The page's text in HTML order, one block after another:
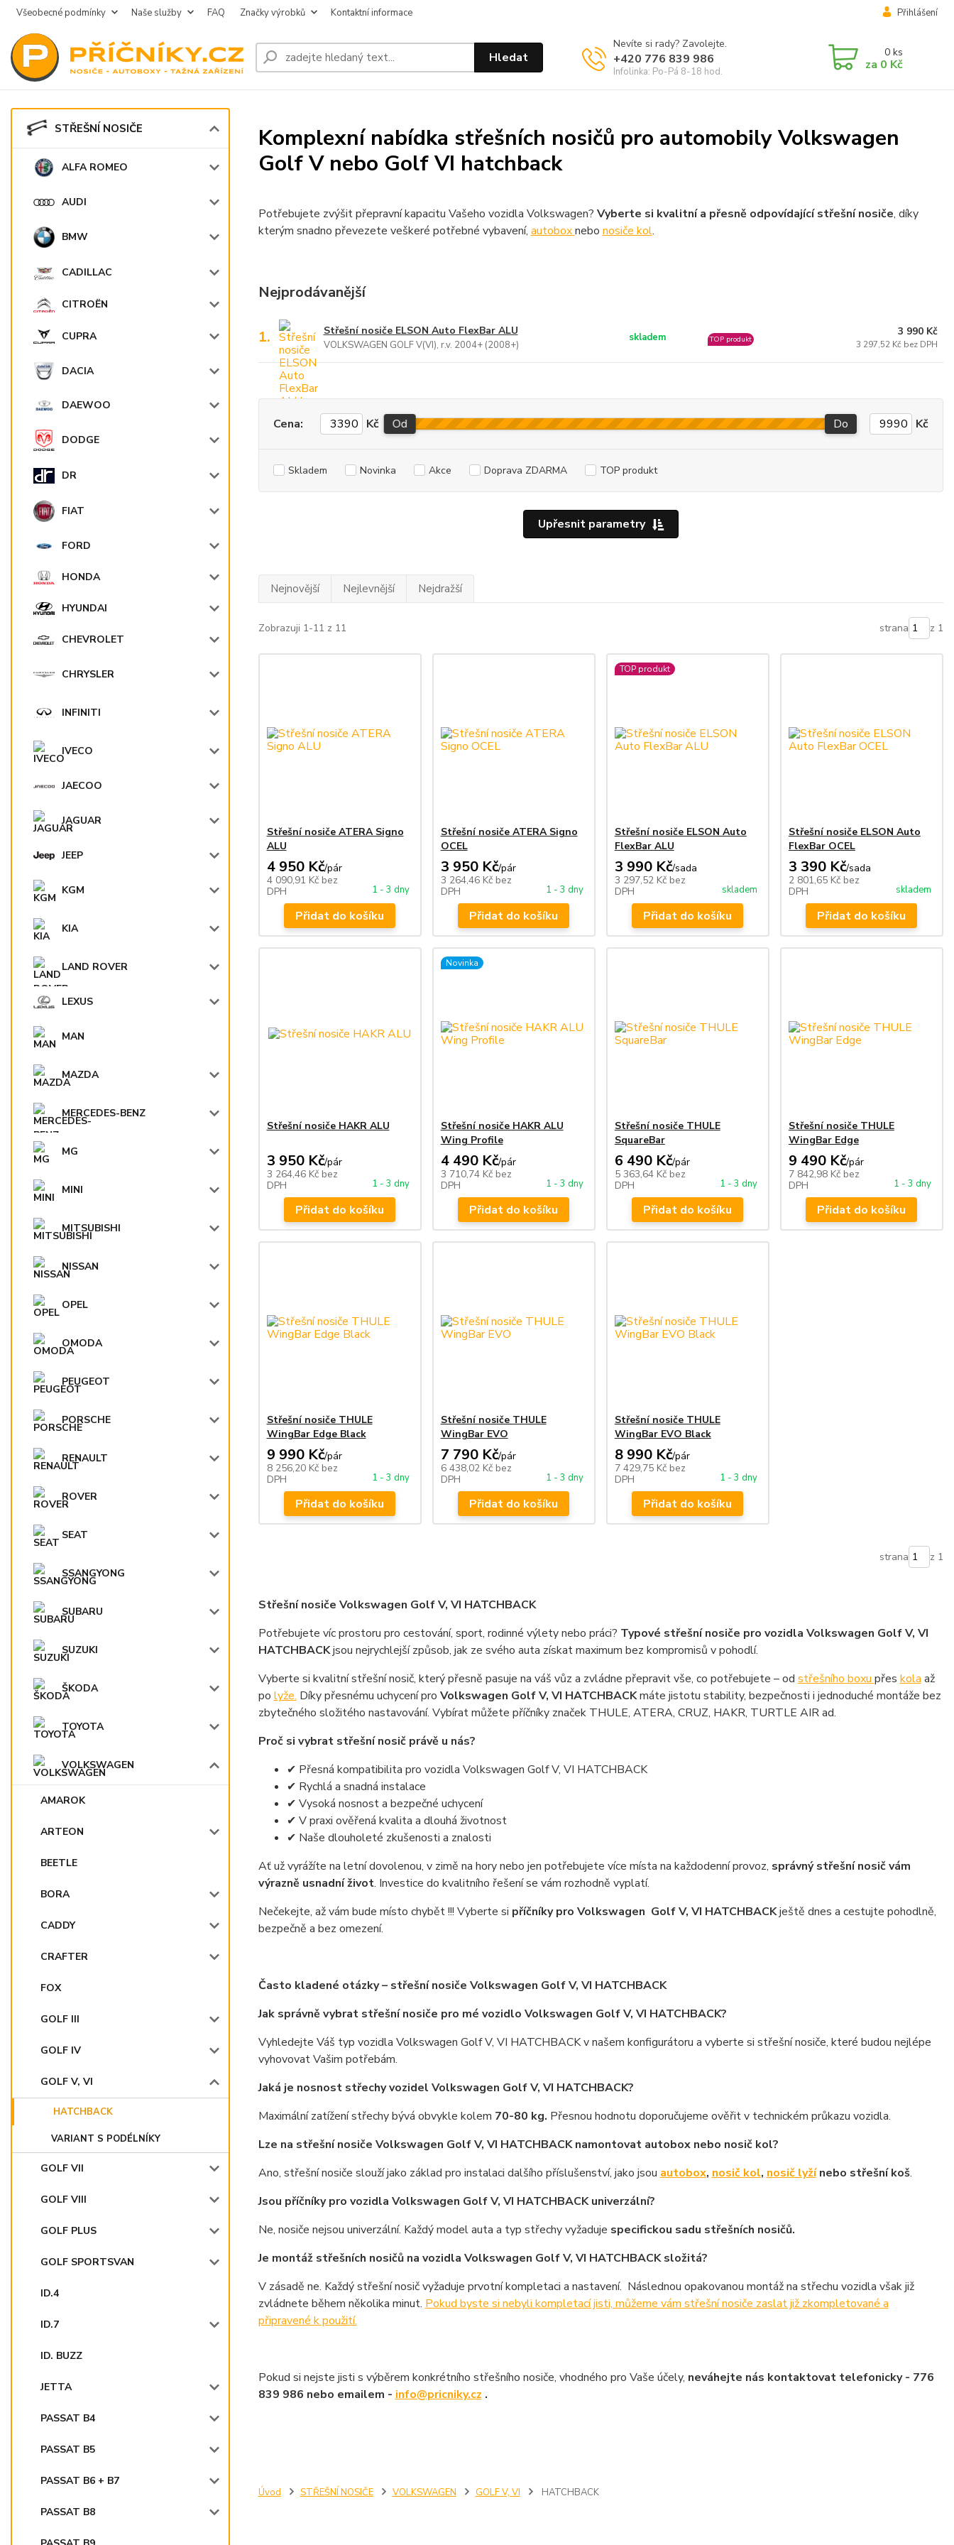
Všeobecné podmínky Naše služby FAQ Značky výrobků Kontaktní informace Přihlášení
Hledat
Nevíte si rady? Zavolejte.
+420 776 839 986
Infolinka: Po-Pá 8-18 hod.
0 ks
za 0 Kč
STŘEŠNÍ NOSIČE
ALFA ROMEO
AUDI
BMW
CADILLAC
CITROËN
CUPRA
DACIA
DAEWOO
DODGE
DR
FIAT
FORD
HONDA
HYUNDAI
CHEVROLET
CHRYSLER
INFINITI
IVECO
JAECOO
JAGUAR
JEEP
KGM
KIA
LAND ROVER
LEXUS
MAN
MAZDA
MERCEDES-BENZ
MG
MINI
MITSUBISHI
NISSAN
OPEL
OMODA
PEUGEOT
PORSCHE
RENAULT
ROVER
SEAT
SSANGYONG
SUBARU
SUZUKI
ŠKODA
TOYOTA
VOLKSWAGEN
AMAROK
ARTEON
BEETLE
BORA
CADDY
CRAFTER
FOX
GOLF III
GOLF IV
GOLF V, VI
HATCHBACK
VARIANT S PODÉLNÍKY
GOLF VII
GOLF VIII
GOLF PLUS
GOLF SPORTSVAN
ID.4
ID.7
ID. BUZZ
JETTA
PASSAT B4
PASSAT B5
PASSAT B6 + B7
PASSAT B8
Úvod STŘEŠNÍ NOSIČE VOLKSWAGEN GOLF V, VI HATCHBACK
Komplexní nabídka střešních nosičů pro automobily Volkswagen
Golf V nebo Golf VI hatchback
Potřebujete zvýšit přepravní kapacitu Vašeho vozidla Volkswagen? Vyberte si kvalitní a přesně odpovídající střešní nosiče, díky
kterým snadno převezete veškeré potřebné vybavení, autoboxnebo nosiče kol.
Nejprodávanější
1. Střešní nosiče ELSON Auto FlexBar ALU
VOLKSWAGEN GOLF V(VI), r.v. 2004+ (2008+)
skladem TOP produkt
3 990 Kč
3 297,52 Kč bez DPH
Upřesnit parametry
Cena: Kč Od Do Kč
Skladem Novinka Akce Doprava ZDARMA TOP produkt
Nejnovější Nejlevnější Nejdražší
Zobrazuji 1-11 z 11 strana z 1
Střešní nosiče ATERA Signo
ALU
4 950 Kč/pár
4 090,91 Kč bez
DPH
1 - 3 dny
Přidat do košíku
Střešní nosiče ATERA Signo
OCEL
3 950 Kč/pár
3 264,46 Kč bez
DPH
1 - 3 dny
Přidat do košíku
TOP produkt
Střešní nosiče ELSON Auto
FlexBar ALU
3 990 Kč/sada
3 297,52 Kč bez
DPH
skladem
Přidat do košíku
Střešní nosiče ELSON Auto
FlexBar OCEL
3 390 Kč/sada
2 801,65 Kč bez
DPH
skladem
Přidat do košíku
Střešní nosiče HAKR ALU
3 950 Kč/pár
3 264,46 Kč bez
DPH
1 - 3 dny
Přidat do košíku
Novinka
Střešní nosiče HAKR ALU
Wing Profile
4 490 Kč/pár
3 710,74 Kč bez
DPH
1 - 3 dny
Přidat do košíku
Střešní nosiče THULE
SquareBar
6 490 Kč/pár
5 363,64 Kč bez
DPH
1 - 3 dny
Přidat do košíku
Střešní nosiče THULE
WingBar Edge
9 490 Kč/pár
7 842,98 Kč bez
DPH
1 - 3 dny
Přidat do košíku
Střešní nosiče THULE
WingBar Edge Black
9 990 Kč/pár
8 256,20 Kč bez
DPH
1 - 3 dny
Přidat do košíku
Střešní nosiče THULE
WingBar EVO
7 790 Kč/pár
6 438,02 Kč bez
DPH
1 - 3 dny
Přidat do košíku
Střešní nosiče THULE
WingBar EVO Black
8 990 Kč/pár
7 429,75 Kč bez
DPH
1 - 3 dny
Přidat do košíku
strana z 1
Střešní nosiče Volkswagen Golf V, VI HATCHBACK
Potřebujete víc prostoru pro cestování, sport, rodinné výlety nebo práci? Typové střešní nosiče pro vozidla Volkswagen Golf V, VI
HATCHBACKjsou nejrychlejší způsob, jak ze svého auta získat maximum bez kompromisů v pohodlí.
Vyberte si kvalitní střešní nosič, který přesně pasuje na váš vůz a zvládne přepravit vše, co potřebujete – od střešního boxu přes kola až
po lyže. Díky přesnému uchycení pro Volkswagen Golf V, VI HATCHBACKmáte jistotu stability, bezpečnosti i jednoduché montáže bez
zbytečného složitého nastavování. Vybírat můžete příčníky značek THULE, ATERA, CRUZ, HAKR, TURTLE AIR ad.
Proč si vybrat střešní nosič právě u nás?
✔ Přesná kompatibilita pro vozidla Volkswagen Golf V, VI HATCHBACK
✔ Rychlá a snadná instalace
✔ Vysoká nosnost a bezpečné uchycení
✔ V praxi ověřená kvalita a dlouhá životnost
✔ Naše dlouholeté zkušenosti a znalosti
Ať už vyrážíte na letní dovolenou, v zimě na hory nebo jen potřebujete více místa na každodenní provoz, správný střešní nosič vám
výrazně usnadní život. Investice do kvalitního řešení se vám rozhodně vyplatí.
Nečekejte, až vám bude místo chybět !!! Vyberte si příčníky pro Volkswagen Golf V, VI HATCHBACKještě dnes a cestujte pohodlně,
bezpečně a bez omezení.
Často kladené otázky – střešní nosiče Volkswagen Golf V, VI HATCHBACK
Jak správně vybrat střešní nosiče pro mé vozidlo Volkswagen Golf V, VI HATCHBACK?
Vyhledejte Váš typ vozidla Volkswagen Golf V, VI HATCHBACK v našem konfigurátoru a vyberte si střešní nosiče, které budou nejlépe
vyhovovat Vašim potřebám.
Jaká je nosnost střechy vozidel Volkswagen Golf V, VI HATCHBACK?
Maximální zatížení střechy bývá obvykle kolem 70-80 kg. Přesnou hodnotu doporučujeme ověřit v technickém průkazu vozidla.
Lze na střešní nosiče Volkswagen Golf V, VI HATCHBACK namontovat autobox nebo nosič kol?
Ano, střešní nosiče slouží jako základ pro instalaci dalšího příslušenství, jako jsou autobox, nosič kol, nosič lyžínebo střešní koš.
Jsou příčníky pro vozidla Volkswagen Golf V, VI HATCHBACK univerzální?
Ne, nosiče nejsou univerzální. Každý model auta a typ střechy vyžaduje specifickou sadu střešních nosičů.
Je montáž střešních nosičů na vozidla Volkswagen Golf V, VI HATCHBACK složitá?
V zásadě ne. Každý střešní nosič vyžaduje prvotní kompletaci a nastavení. Následnou opakovanou montáž na střechu vozidla však již
zvládnete během několika minut. Pokud byste si nebyli kompletací jisti, můžeme vám střešní nosiče zaslat již zkompletované a
připravené k použití.
Pokud si nejste jisti s výběrem konkrétního střešního nosiče, vhodného pro Vaše účely, neváhejte nás kontaktovat telefonicky - 776
839 986 nebo emailem - info@pricniky.cz .